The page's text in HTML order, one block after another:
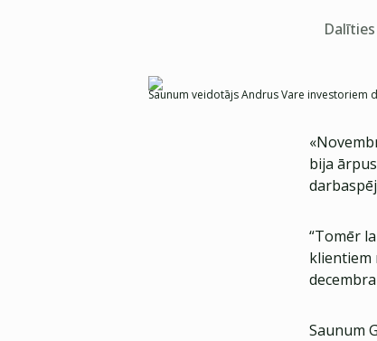
Dalīties
Saunum veidotājs Andrus Vare
bija
“Tomēr
klientiem
Saunum